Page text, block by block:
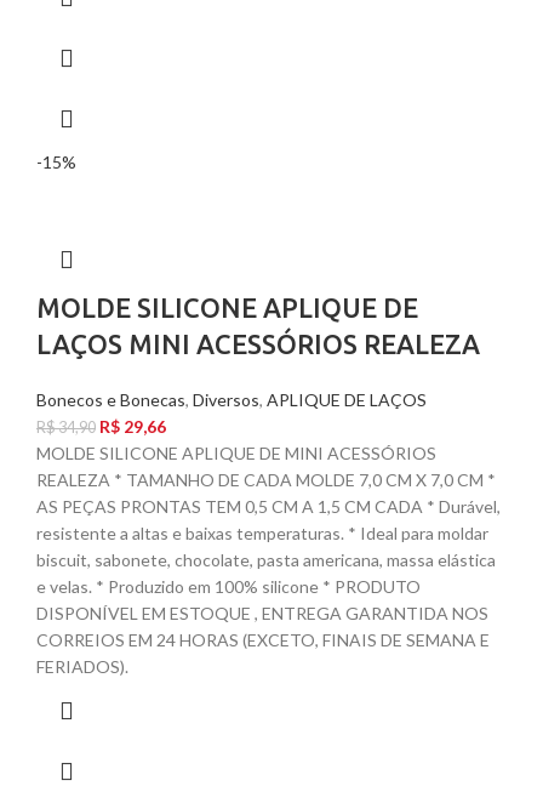
-15%
MOLDE SILICONE APLIQUE DE
LAÇOS MINI ACESSÓRIOS REALEZA
Bonecos e Bonecas, Diversos, APLIQUE DE LAÇOS
R$34,90 R$ 29,66
MOLDE SILICONE APLIQUE DE MINI ACESSÓRIOS
REALEZA * TAMANHO DE CADA MOLDE 7,0 CM X 7,0 CM *
AS PEÇAS PRONTAS TEM 0,5 CM A 1,5 CM CADA * Durável,
resistente a altas e baixas temperaturas. * Ideal para moldar
biscuit, sabonete, chocolate, pasta americana, massa elástica
e velas. * Produzido em 100% silicone * PRODUTO
DISPONÍVEL EM ESTOQUE , ENTREGA GARANTIDA NOS
CORREIOS EM 24 HORAS (EXCETO, FINAIS DE SEMANA E
FERIADOS).